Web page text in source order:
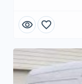
visibility favorite